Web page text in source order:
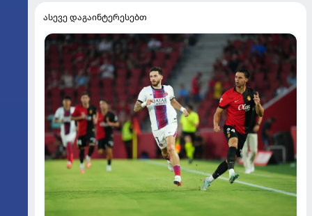
ასევე დაგაინტერესებთ